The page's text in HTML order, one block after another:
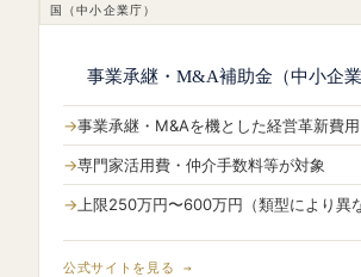
国（中小企業庁）
事業承継・M&A補助金（中小企業
事業承継・M&Aを機とした経営革新費
専門家活用費・仲介手数料等が対象
上限250万円〜600万円（類型により異
公式サイトを見る →